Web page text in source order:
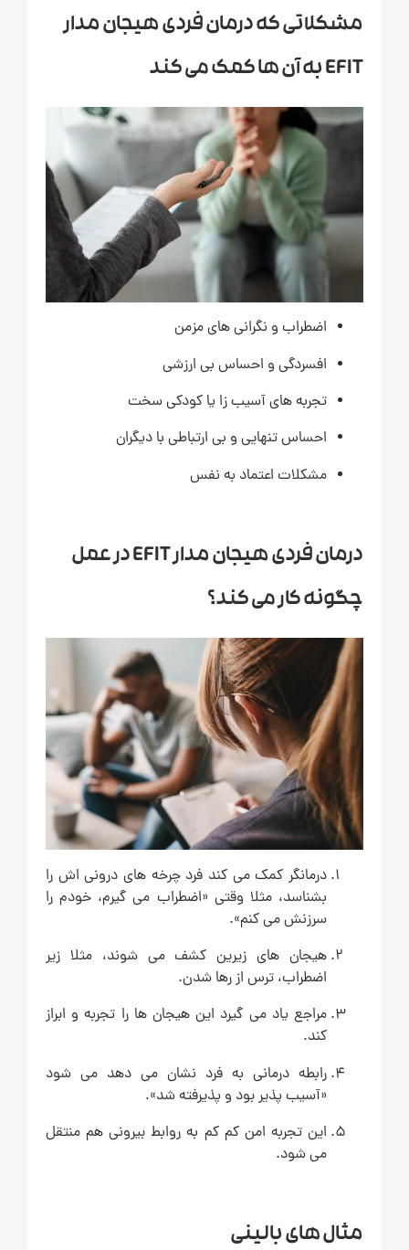
مشکلاتی که درمان فردی هیجان مدار
اضطراب و نگرانی های مزمن
افسردگی و احساس بی ارزشی
تجربه های آسیب زا یا کودکی سخت
احساس تنهایی و بی ارتباطی با دیگران
مشکلات اعتماد به نفس
درمان فردی هیجان مدار EFIT در عمل
چگونه کار می کند؟
درمانگر کمک می کند فرد چرخه های درونی اش را
بشناسد، مثلا وقتی «اضطراب می گیرم، خودم را
سرزنش می کنم».
هیجان های زیرین کشف می شوند، مثلا زیر
اضطراب، ترس از رها شدن.
مراجع یاد می گیرد این هیجان ها را تجربه و ابراز
رابطه درمانی به فرد نشان می دهد می شود
«آسیب پذیر بود و پذیرفته شد».
این تجربه امن کم کم به روابط بیرونی هم منتقل
می شود.
مثال های بالینی